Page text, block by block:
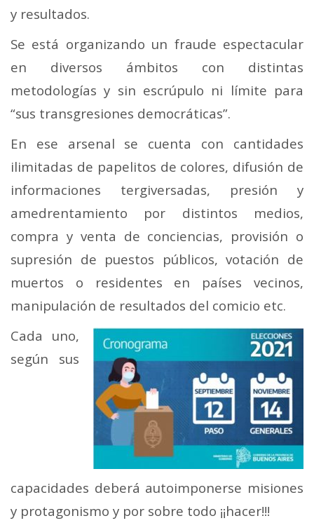
y resultados.
Se está organizando un fraude espectacular
en diversos ámbitos con distintas
metodologías y sin escrúpulo ni límite para
“sus transgresiones democráticas”.
En ese arsenal se cuenta con cantidades
ilimitadas de papelitos de colores, difusión de
informaciones tergiversadas, presión y
amedrentamiento por distintos medios,
compra y venta de conciencias, provisión o
supresión de puestos públicos, votación de
muertos o residentes en países vecinos,
manipulación de resultados del comicio etc.
Cada uno,
según sus
capacidades deberá autoimponerse misiones
y protagonismo y por sobre todo ¡¡hacer!!!